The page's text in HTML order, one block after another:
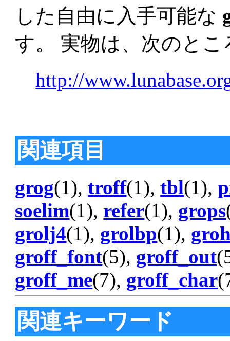
した自由に入手可能な
す。 実物は、次のと
http://
関連項目
grog(1),troff(1),tbl(1),
soelim(1), refer(1), grops
grolj4(1), grolbp(1),
groff_font(5), groff_out
groff_me(7), groff_char
関連キーワード